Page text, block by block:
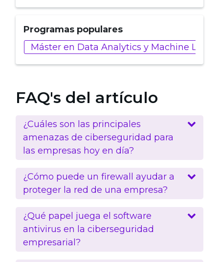
Programas populares
Máster en Data Analytics y Machine
FAQ's del artículo
¿Cuáles son las principales
amenazas de ciberseguridad para
las empresas hoy en día?
¿Cómo puede un firewall ayudar a
proteger la red de una empresa?
¿Qué papel juega el software
antivirus en la ciberseguridad
empresarial?